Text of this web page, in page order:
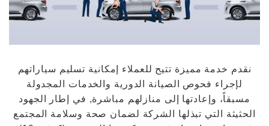
نقدم خدمة مميزة تتيح للعملاء إمكانية تسليم سياراتهم
لإجراء فحوص الصيانة الدورية والخدمات المجدولة
مسبقاً، وإعادتها إلى منازلهم مباشرة, في إطار الجهود
الحثيثة التي تبذلها الشركة لضمان صحة وسلامة المجتمع